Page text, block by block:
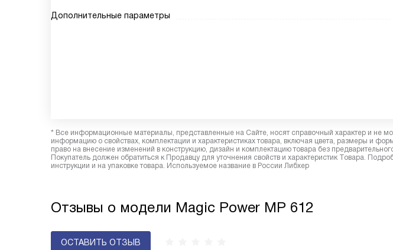
Дополнительные параметры
* Все информационные материалы, представленные на Сайте, носят справочный характер и не
информацию о свойствах, комплектации и характеристиках товара, включая цвета, размеры и
право на внесение изменений в конструкцию, дизайн и комплектацию товара без
Покупатель должен обратиться к Продавцу для уточнения свойств и характеристик Товара.
инструкции и на упаковке товара. Используемое название в России Либхер
Отзывы о модели Magic Power MP 612
ОСТАВИТЬ ОТЗЫВ